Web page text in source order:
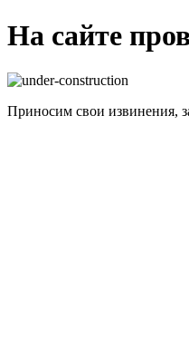
На сайте
Приносим свои извинения,